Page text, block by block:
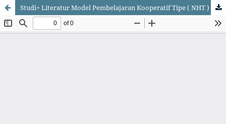
Studi+ Literatur Model Pembelajaran Kooperatif Tipe ( NHT ) Terhadap Hasil Belajar